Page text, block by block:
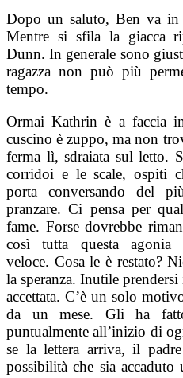
Dopo un saluto, Ben va in
Mentre si sfila la giacca
Dunn. In generale sono
ragazza non può più
tempo.
Ormai Kathrin è a faccia
cuscino è zuppo, ma non
ferma lì, sdraiata sul letto.
corridoi e le scale, ospiti
porta conversando del
pranzare. Ci pensa per
fame. Forse dovrebbe
così tutta questa
veloce. Cosa le è restato?
la speranza. Inutile
accettata. C’è un solo
da un mese. Gli ha
puntualmente all’inizio di
se la lettera arriva, il
possibilità che sia